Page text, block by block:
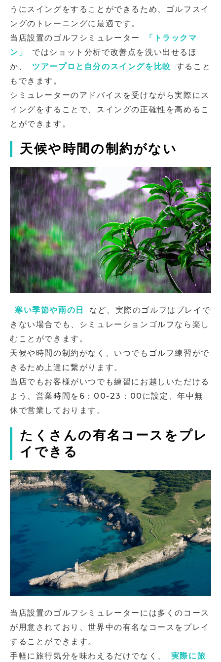
うにスイングをすることができるため、ゴルフスイ
ングのトレーニングに最適です。
当店設置のゴルフシミュレーター
「トラックマ
ン」
ではショット分析で改善点を洗い出せるほ
か、
ツアープロと自分のスイングを比較
すること
もできます。
シミュレーターのアドバイスを受けながら実際にス
イングをすることで、スイングの正確性を高めるこ
とができます。
天候や時間の制約がない
寒い季節や雨の日
など、実際のゴルフはプレイで
きない場合でも、シミュレーションゴルフなら楽し
むことができます。
天候や時間の制約がなく、いつでもゴルフ練習がで
きるため上達に繋がります。
当店でもお客様がいつでも練習にお越しいただける
よう、営業時間を6：00-23：00に設定、年中無
休で営業しております。
たくさんの有名コースをプレ
イできる
当店設置のゴルフシミュレーターには多くのコース
が用意されており、世界中の有名なコースをプレイ
することができます。
手軽に旅行気分を味わえるだけでなく、
実際に旅